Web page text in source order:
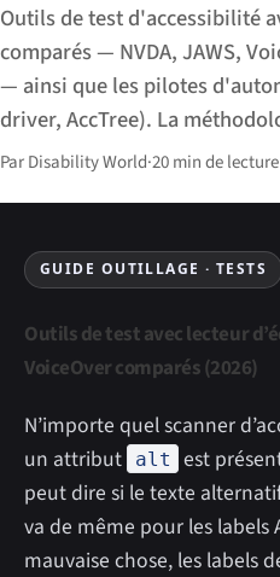
Outils de test d'accessibilité
comparés — NVDA, JAWS,
— ainsi que les pilotes
driver, AccTree). La
Par Disability World·20 min de lecture
GUIDE OUTILLAGE · TESTS
Outils de test avec lecteur
VoiceOver comparés (2026)
N’importe quel scanner
un attribut
alt
est
peut dire si le texte
va de même pour les labels
mauvaise chose, les labels